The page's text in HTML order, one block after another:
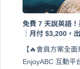
免費 7 天說英語
｜月付 $3,200，
【🔥會員方案全
EnjoyABC 互動